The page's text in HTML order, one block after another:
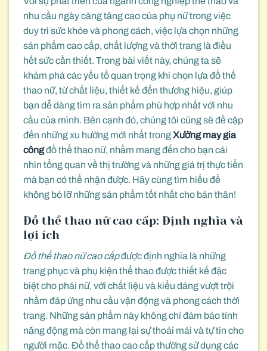
nhu cầu ngày càng tăng cao của phụ nữ trong việc
duy trì sức khỏe và phong cách, việc lựa chọn những
sản phẩm cao cấp, chất lượng và thời trang là điều
hết sức cần thiết. Trong bài viết này, chúng ta sẽ
khám phá các yếu tố quan trọng khi chọn lựa đồ thể
thao nữ, từ chất liệu, thiết kế đến thương hiệu, giúp
bạn dễ dàng tìm ra sản phẩm phù hợp nhất với nhu
cầu của mình. Bên cạnh đó, chúng tôi cũng sẽ đề cập
đến những xu hướng mới nhất trongXưởng may gia
côngđồ thể thao nữ, nhằm mang đến cho bạn cái
nhìn tổng quan về thị trường và những giá trị thực tiễn
mà bạn có thể nhận được. Hãy cùng tìm hiểu để
không bỏ lỡ những sản phẩm tốt nhất cho bản thân!
Đồ thể thao nữ cao cấp: Định nghĩa và
lợi ích
Đồ thể thao nữ cao cấpđược định nghĩa là những
trang phục và phụ kiện thể thao được thiết kế đặc
biệt cho phái nữ, với chất liệu và kiểu dáng vượt trội
nhằm đáp ứng nhu cầu vận động và phong cách thời
trang. Những sản phẩm này không chỉ đảm bảo tính
năng động mà còn mang lại sự thoải mái và tự tin cho
người mặc. Đồ thể thao cao cấp thường sử dụng các